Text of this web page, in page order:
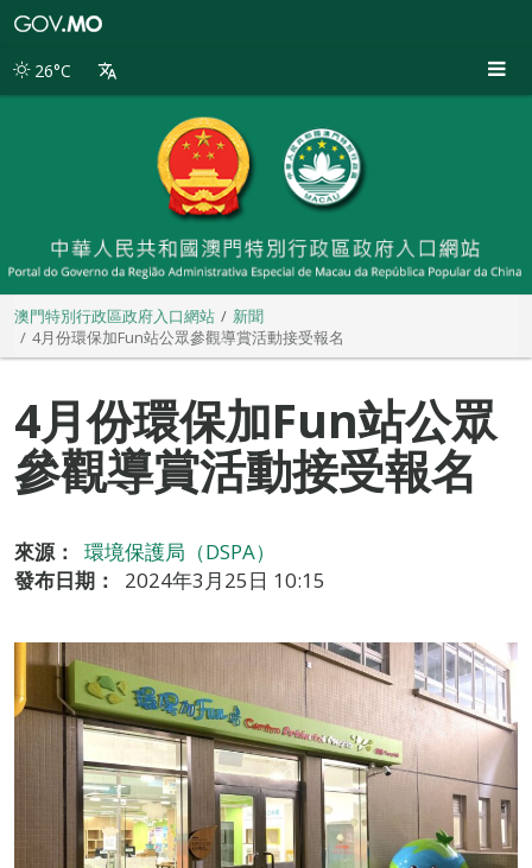
別
26°C
澳門特別行政區政府入口網站
新聞
4月份環保加Fun站公眾參觀導賞活動接受報名
4月份環保加Fun站公眾
參觀導賞活動接受報名
來源：
環境保護局（DSPA）
發布日期：
2024年3月25日 10:15